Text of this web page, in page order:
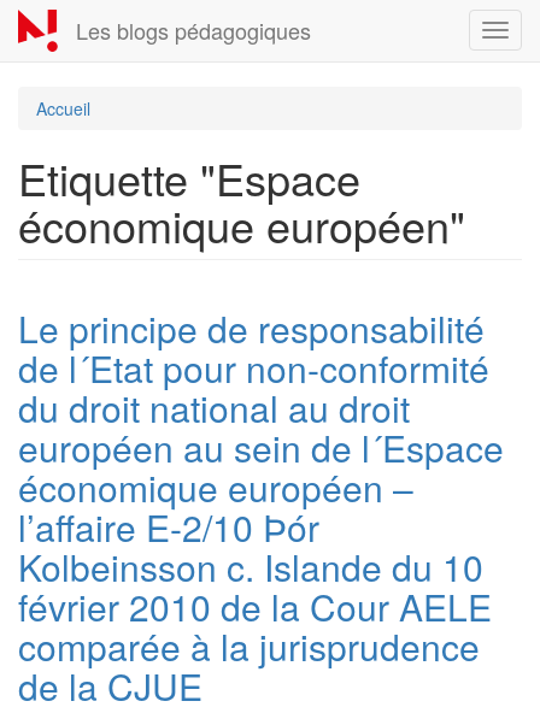
Aller
au
contenu
Les blogs pédagogiques
Accueil
Etiquette "Espace
économique européen"
Le principe de responsabilité
de l´Etat pour non-conformité
du droit national au droit
européen au sein de l´Espace
économique européen –
l’affaire E-2/10 Þór
Kolbeinsson c. Islande du 10
février 2010 de la Cour AELE
comparée à la jurisprudence
de la CJUE